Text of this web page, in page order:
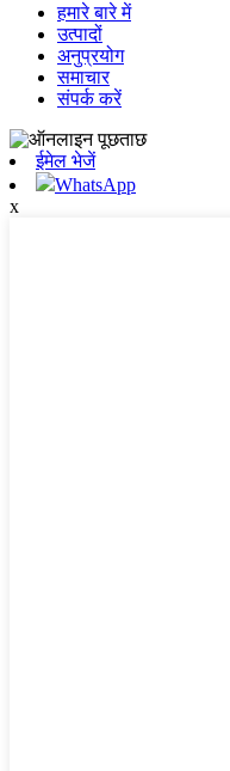
हमारे बारे में
उत्पादों
अनुप्रयोग
समाचार
संपर्क करें
ईमेल भेजें
WhatsApp
x